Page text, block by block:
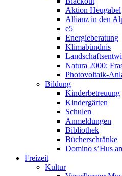
Aktion Heugabel
Allianz in den
e5
Energieberatung
Klimabündnis
Natura 2000:
Photovoltaik-
Bildung
Kinderbetreuung
Kindergärten
Schulen
Anmeldungen
Bibliothek
Bücherschränke
Domino s’Hus
Freizeit
Kultur